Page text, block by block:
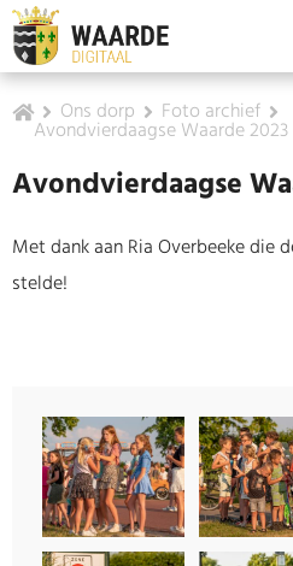
Ons dorp
Foto archief
Avondvierdaagse Waarde 2023
Avondvierdaagse
Met dank aan Ria Overbeeke die
stelde!